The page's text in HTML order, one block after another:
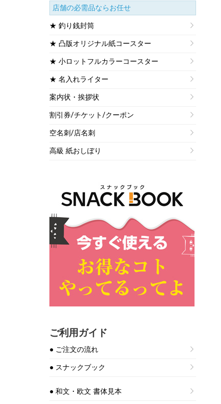
店舗の必需品ならお任せ
★ 釣り銭封筒
★ 凸版オリジナル紙コースター
★ 小ロットフルカラーコースター
★ 名入れライター
案内状・挨拶状
割引券/チケット/クーポン
空名刺/店名刺
高級 紙おしぼり
ご利用ガイド
● ご注文の流れ
● スナックブック
● 和文・欧文 書体見本